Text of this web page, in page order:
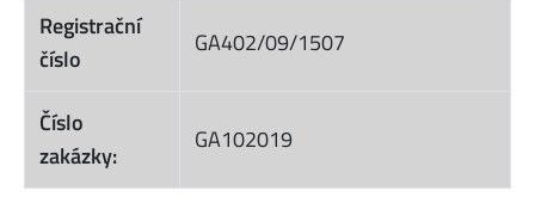
Registrační
číslo
GA402/09/1507
Číslo
zakázky:
GA102019